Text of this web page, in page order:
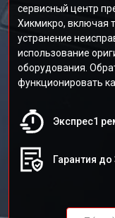
сервисный центр
Хикмикро, включая
устранение
использование
оборудования.
функционировать
Экспрес1
Гарантия до